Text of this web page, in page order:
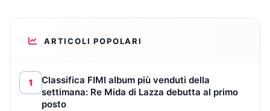
ARTICOLI POPOLARI
1
Classifica FIMI album più venduti della
settimana: Re Mida di Lazza debutta al primo
posto